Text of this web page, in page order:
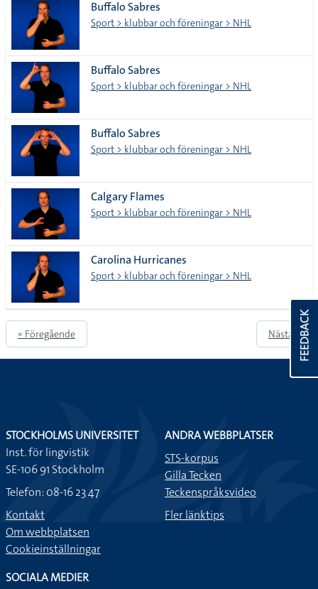
Buffalo Sabres
Sport > klubbar och föreningar > NHL
Buffalo Sabres
Sport > klubbar och föreningar > NHL
Buffalo Sabres
Sport > klubbar och föreningar > NHL
Calgary Flames
Sport > klubbar och föreningar > NHL
Carolina Hurricanes
Sport > klubbar och föreningar > NHL
« Föregående Nästa » FEEDBACK
STOCKHOLMS UNIVERSITET
Inst. för lingvistik
SE-106 91 Stockholm
Telefon: 08-16 23 47
Kontakt
Om webbplatsen
Cookieinställningar
ANDRA WEBBPLATSER
STS-korpus
Gilla Tecken
Teckenspråksvideo
Fler länktips
SOCIALA MEDIER